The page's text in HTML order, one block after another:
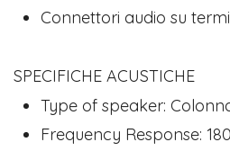
Connettori audio su
SPECIFICHE ACUSTICHE
Type of speaker:
Frequency Response: